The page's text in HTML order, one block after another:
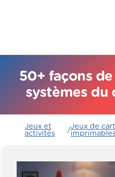
50+ façons
systèmes du
Jeux et
activités
/Jeux de